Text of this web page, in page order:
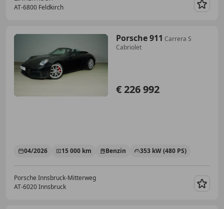
AT-6800 Feldkirch
Porsche 911 Carrera S
Cabriolet
€ 226 992
04/2026 15 000 km Benzin 353 kW (480 PS)
Porsche Innsbruck-Mitterweg
AT-6020 Innsbruck